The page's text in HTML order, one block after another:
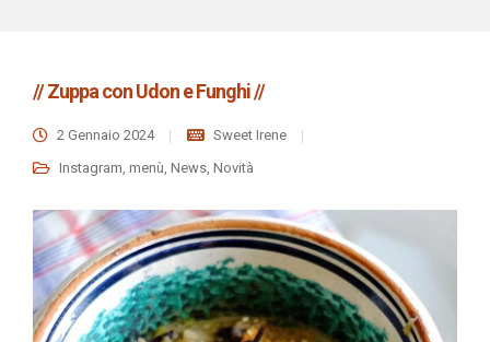
// Zuppa con Udon e Funghi //
2 Gennaio 2024
Sweet Irene
Instagram, menù, News, Novità